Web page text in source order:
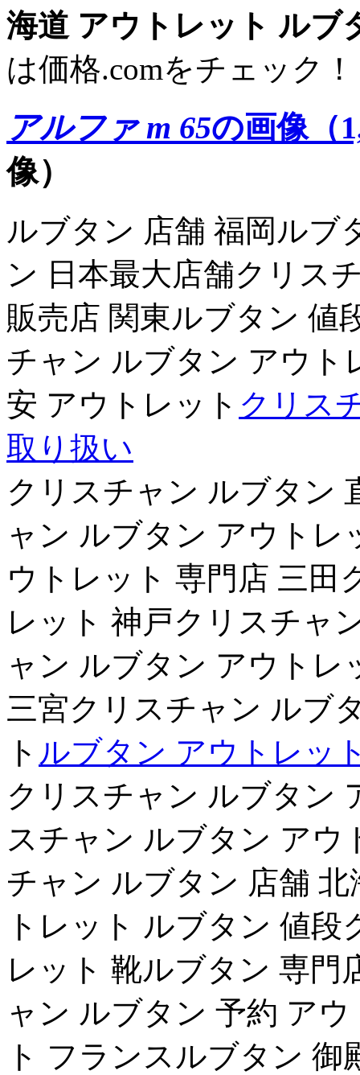
海道 アウトレット ルブ
は価格.comをチェック！
アルファ m 65の画像（
像）
ルブタン 店舗 福岡ルブ
ン 日本最大店舗クリス
販売店 関東ルブタン 値
チャン ルブタン アウト
安 アウトレット クリス
取り扱い
クリスチャン ルブタン
ャン ルブタン アウトレ
ウトレット 専門店 三田
レット 神戸クリスチャ
ャン ルブタン アウトレ
三宮クリスチャン ルブ
ト ルブタン アウトレッ
クリスチャン ルブタン
スチャン ルブタン アウ
チャン ルブタン 店舗
トレット ルブタン 値
レット 靴ルブタン 専門
ャン ルブタン 予約 ア
ト フランスルブタン